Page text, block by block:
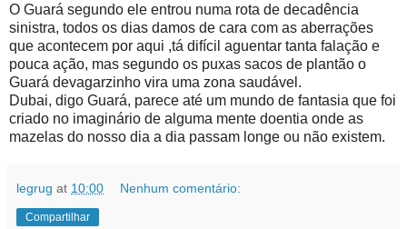
O Guará segundo ele entrou numa rota de decadência
sinistra, todos os dias damos de cara com as aberrações
que acontecem por aqui ,tá difícil aguentar tanta falação e
pouca ação, mas segundo os puxas sacos de plantão o
Guará devagarzinho vira uma zona saudável.
Dubai, digo Guará, parece até um mundo de fantasia que foi
criado no imaginário de alguma mente doentia onde as
mazelas do nosso dia a dia passam longe ou não existem.
legrug at 10:00 Nenhum comentário:
Compartilhar